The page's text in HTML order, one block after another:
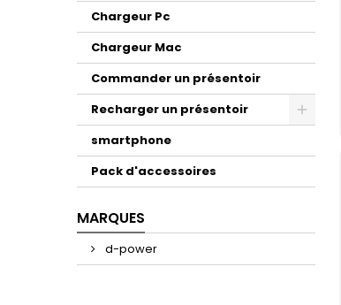
Chargeur Pc
Chargeur Mac
Commander un présentoir
Recharger un présentoir
smartphone
Pack d'accessoires
MARQUES
d-power